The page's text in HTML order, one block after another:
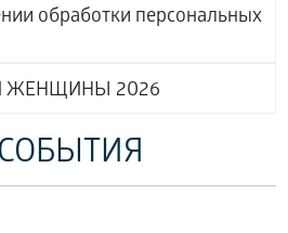
обработки персональных
ЖЕНЩИНЫ 2026